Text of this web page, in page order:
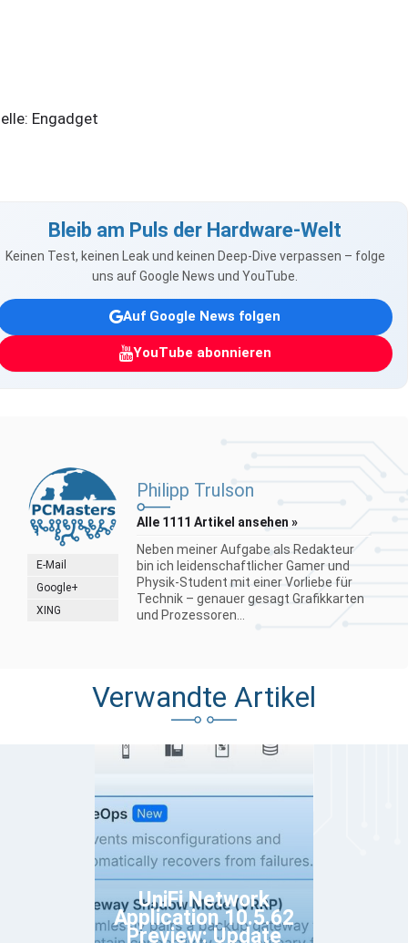
Engadget
Bleib am Puls der Hardware-Welt
Keinen Test, keinen Leak und keinen Deep-Dive verpassen – folge
uns auf Google News und YouTube.
Auf Google News folgen
YouTube abonnieren
E-Mail
Google+
XING
Philipp Trulson
Alle 1111 Artikel ansehen »
Neben meiner Aufgabe als Redakteur
bin ich leidenschaftlicher Gamer und
Physik-Student mit einer Vorliebe für
Technik – genauer gesagt Grafikkarten
und Prozessoren...
Verwandte Artikel
UniFi Network
Application 10.5.62
Preview: Update